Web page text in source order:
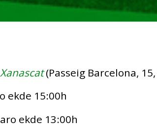
(Passeig Barcelona,
ekde 15:00h
ekde 13:00h